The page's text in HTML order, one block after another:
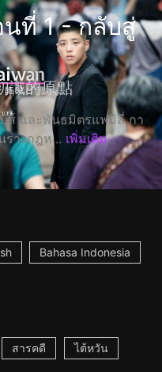
นที่ 1 - กลับสู่
識的原點
ส์ และพันธมิตรแฟมิลี่ กา
ร่างกฎห... เพิ่มเติม
Bahasa Indonesia
สารคดี ไต้หวัน